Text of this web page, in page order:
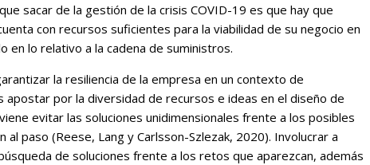
sacar de la gestión de la crisis COVID-19 es que hay que
con recursos suficientes para la viabilidad de su negocio en
en lo relativo a la cadena de suministros.
la resiliencia de la empresa en un contexto de
apostar por la diversidad de recursos e ideas en el diseño de
evitar las soluciones unidimensionales frente a los posibles
paso (Reese, Lang y Carlsson-Szlezak, 2020). Involucrar a
de soluciones frente a los retos que aparezcan, además